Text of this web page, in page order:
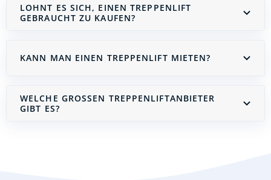
LOHNT ES SICH, EINEN TREPPENLIFT
GEBRAUCHT ZU KAUFEN?
KANN MAN EINEN TREPPENLIFT MIETEN?
WELCHE GROSSEN TREPPENLIFTANBIETER G
IBT ES?